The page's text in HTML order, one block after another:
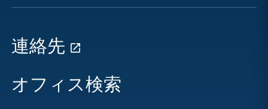
連絡先
オフィス検索